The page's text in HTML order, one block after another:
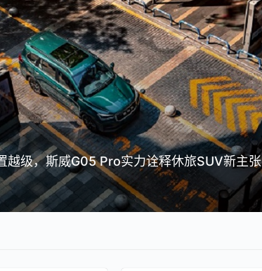
越级，斯威G05 Pro实力诠释休旅SUV新主张